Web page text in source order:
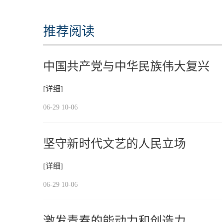
推荐阅读
中国共产党与中华民族伟大复兴
[详细]
06-29 10-06
坚守新时代文艺的人民立场
[详细]
06-29 10-06